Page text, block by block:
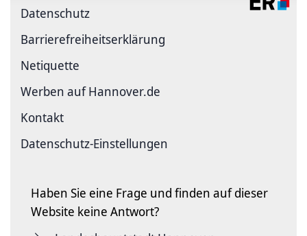
Datenschutz
Barriere­freiheits­erklärung
Netiquette
Werben auf Hannover.de
Kontakt
Datenschutz-Einstellungen
Haben Sie eine Frage und finden auf dieser
Website keine Antwort?